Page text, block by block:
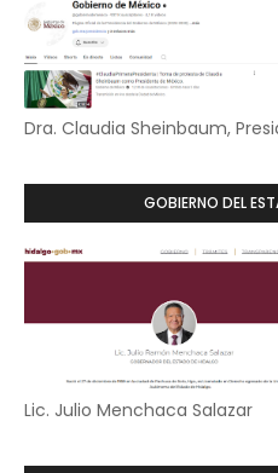
Dra. Claudia Sheinbaum,
GOBIERNO DEL
Lic. Julio Menchaca Salazar